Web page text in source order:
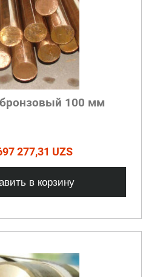
100 мм
277,31 UZS
в корзину